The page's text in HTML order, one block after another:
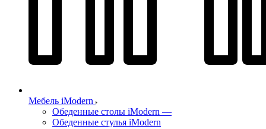
Мебель iModern
Обеденные столы iModern —
Обеденные стулья iModern